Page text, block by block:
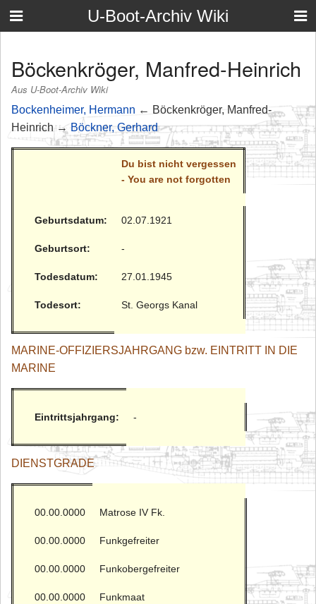
U-Boot-Archiv Wiki
Böckenkröger, Manfred-Heinrich
Aus U-Boot-Archiv Wiki
Bockenheimer, Hermann ← Böckenkröger, Manfred-
Heinrich → Böckner, Gerhard
Du bist nicht vergessen
- You are not forgotten
Geburtsdatum: 02.07.1921
Geburtsort: -
Todesdatum: 27.01.1945
Todesort: St. Georgs Kanal
MARINE-OFFIZIERSJAHRGANG bzw. EINTRITT IN DIE
MARINE
Eintrittsjahrgang: -
DIENSTGRADE
00.00.0000 Matrose IV Fk.
00.00.0000 Funkgefreiter
00.00.0000 Funkobergefreiter
00.00.0000 Funkmaat